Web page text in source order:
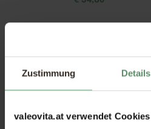
Zustimmung Details
valeovita.at verwendet Cookies